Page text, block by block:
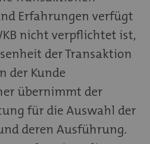
Erfahrungen verfügt
nicht verpflichtet ist,
der Transaktion
der Kunde
übernimmt der
für die Auswahl der
deren Ausführung.